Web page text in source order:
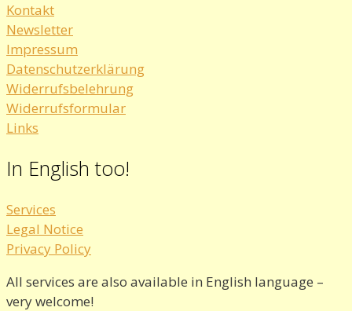
Kontakt
Newsletter
Impressum
Datenschutzerklärung
Widerrufsbelehrung
Widerrufsformular
Links
In English too!
Services
Legal Notice
Privacy Policy
All services are also available in English language –
very welcome!